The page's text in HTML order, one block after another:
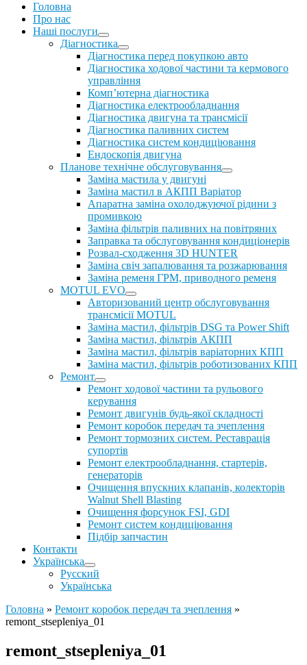
Головна
Про нас
Наші послуги
Діагностика
Діагностика перед покупкою авто
Діагностика ходової частини та кермового
управління
Комп’ютерна діагностика
Діагностика електрообладнання
Діагностика двигуна та трансмісії
Діагностика паливних систем
Діагностика систем кондиціювання
Ендоскопія двигуна
Планове технічне обслуговування
Заміна мастила у двигуні
Заміна мастил в АКПП Варіатор
Апаратна заміна охолоджуючої рідини з
промивкою
Заміна фільтрів паливних на повітряних
Заправка та обслуговування кондиціонерів
Розвал-сходження 3D HUNTER
Заміна свіч запалювання та розжарювання
Заміна ременя ГРМ, приводного ременя
MOTUL EVO
Авторизований центр обслуговування
трансмісії MOTUL
Заміна мастил, фільтрів DSG та Power Shift
Заміна мастил, фільтрів АКПП
Заміна мастил, фільтрів варіаторних КПП
Заміна мастил, фільтрів роботизованих КПП
Ремонт
Ремонт ходової частини та рульового
керування
Ремонт двигунів будь-якої складності
Ремонт коробок передач та зчеплення
Ремонт тормозних систем. Реставрація
супортів
Ремонт електрообладнання, стартерів,
генераторів
Очищення впускних клапанів, колекторів
Walnut Shell Blasting
Очищення форсунок FSI, GDI
Ремонт систем кондиціювання
Підбір запчастин
Контакти
Українська
Русский
Українська
Головна » Ремонт коробок передач та зчеплення »
remont_stsepleniya_01
remont_stsepleniya_01